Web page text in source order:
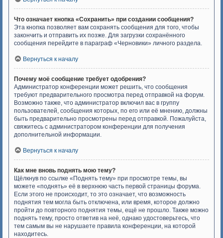
Что означает кнопка «Сохранить» при создании сообщения?
Эта кнопка позволяет вам сохранять сообщения для того, чтобы
закончить и отправить их позже. Для загрузки сохранённого
сообщения перейдите в параграф «Черновики» личного раздела.
Вернуться к началу
Почему моё сообщение требует одобрения?
Администратор конференции может решить, что сообщения
требуют предварительного просмотра перед отправкой на форум.
Возможно также, что администратор включил вас в группу
пользователей, сообщения которых, по его или её мнению, должны
быть предварительно просмотрены перед отправкой. Пожалуйста,
свяжитесь с администратором конференции для получения
дополнительной информации.
Вернуться к началу
Как мне вновь поднять мою тему?
Щёлкнув по ссылке «Поднять тему» при просмотре темы, вы
можете «поднять» её в верхнюю часть первой страницы форума.
Если этого не происходит, то это означает, что возможность
поднятия тем могла быть отключена, или время, которое должно
пройти до повторного поднятия темы, ещё не прошло. Также можно
поднять тему, просто ответив на неё, однако удостоверьтесь, что
тем самым вы не нарушаете правила конференции, на которой
находитесь.